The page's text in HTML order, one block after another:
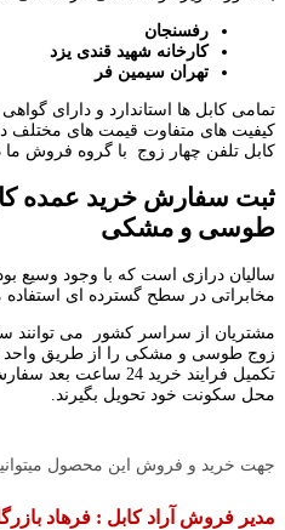
رفسنجان
کارخانه شهید قندی یزد
تهران سیمین فر
تمامی کابل ها استاندارد و دارای
کیفیت های متفاوت قیمت های مختلف
کابل تلفن چهار زوج با گروه فروش ما
ثبت سفارش خرید عمده
طوسی و مشکی
سالیان درازی است که با وجود وسیع
مخابراتی در سطح گسترده ای
مشتریان از سراسر کشور می توانند
زوج طوسی و مشکی را از طریق واحد
تکمیل فرایند خرید 24
محل سکونت خود تحویل بگیرند.
جهت خرید و فروش این محصول میتوانید
مدیر فروش آراد کابل : فرهاد